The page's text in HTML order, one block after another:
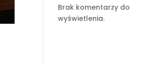
Brak komentarzy do
wyświetlenia.